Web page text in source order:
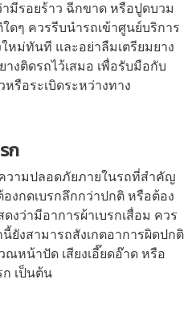
มีรอยร้าว ฉีกขาด หรือปูดบวม
ดๆ ควรรีบนำรถเข้าศูนย์บริการ
หม่ทันที และอย่าลืมเตรียมยาง
งติดรถไว้เสมอ เพื่อรับมือกับ
รือระเบิดระหว่างทาง
ก
วามปลอดภัยภายในรถที่สำคัญ
งกดเบรกลึกกว่าปกติ หรือต้อง
งว่ามีอาการผ้าเบรกเสื่อม ควร
ยังสามารถสังเกตอาการผิดปกติ
หน้าปัด เสียงเอี๊ยดอ๊าด หรือ
ก เป็นต้น